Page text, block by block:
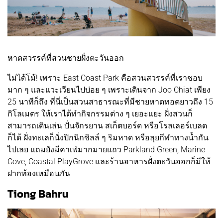
หาดสวรรค์ที่สวนชายฝั่งตะวันออก
ไม่ได้โม้! เพราะ East Coast Park คือสวนสวรรค์ที่เราชอบ
มาก ๆ และแวะเวียนไปบ่อย ๆ เพราะเดินจาก Joo Chiat เพียง
25 นาทีก็ถึง ที่นี่เป็นสวนสาธารณะที่มีชายหาดทอดยาวถึง 15
กิโลเมตร ให้เราได้ทำกิจกรรมต่าง ๆ เยอะแยะ ฝั่งสวนก็
สามารถเดินเล่น ปั่นจักรยาน สเก็ตบอร์ด หรือโรลเลอร์เบลด
ก็ได้ ฝั่งทะเลก็นั่งปิกนิกชิลล์ ๆ ริมหาด หรือลุยกีฬาทางน้ำกัน
ไปเลย แถมยังมีคาเฟ่มากมายแถว Parkland Green, Marine
Cove, Coastal PlayGrove และร้านอาหารฝั่งตะวันออกก็มีให้
ฝากท้องเหมือนกัน
Tiong Bahru